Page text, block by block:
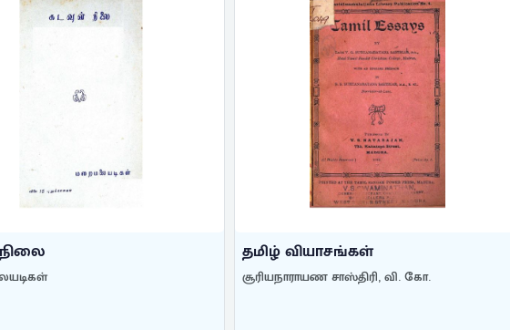
தமிழ் வியாசங்கள்
சூரியநாராயண சாஸ்திரி, வி. கோ.